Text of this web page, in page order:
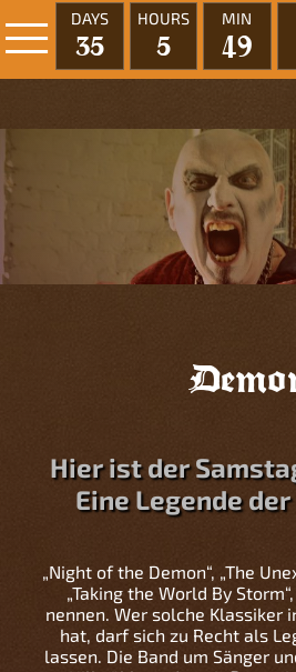
DAYS
35
HOURS
5
MIN
49
Hier ist der
Eine Legende
„Night of the Demon“, „The
„Taking the World By
nennen. Wer solche Klassiker
hat, darf sich zu Recht als
lassen. Die Band um Sänger